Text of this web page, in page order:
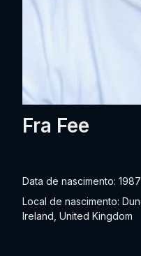
Fra Fee
Data de nascimento:
Local de nascimento:
Ireland, United Kingdom